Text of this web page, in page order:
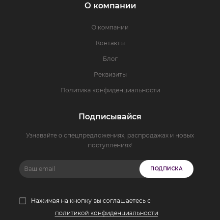
О компании
О компании
Контакты
Блог
Реквизиты
Политика конфиденциальности
Подписывайся
Узнавайте о спецпредложениях, распродажах и новых
поступлениях!
ПОДПИСКА
Нажимая на кнопку вы соглашаетесь с
политикой конфиденциальности